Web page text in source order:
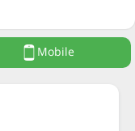
Mobile